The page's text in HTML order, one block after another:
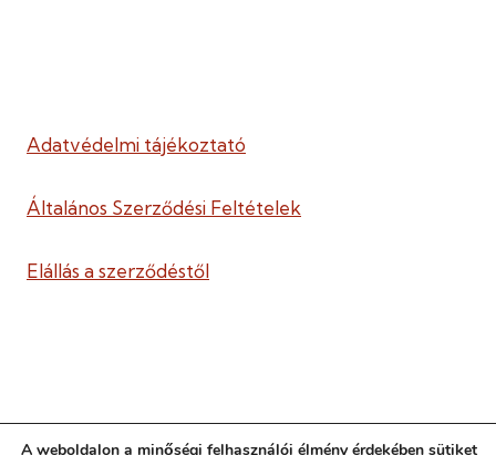
Adatvédelmi tájékoztató
Általános Szerződési Feltételek
Elállás a szerződéstől
A weboldalon a minőségi felhasználói élmény érdekében sütiket